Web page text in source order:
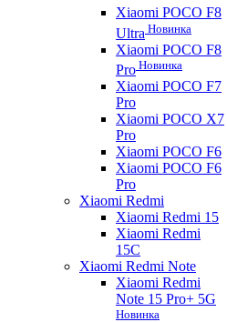
Xiaomi POCO F8
Ultra Новинка
Xiaomi POCO F8
Pro Новинка
Xiaomi POCO F7
Pro
Xiaomi POCO X7
Pro
Xiaomi POCO F6
Xiaomi POCO F6
Pro
Xiaomi Redmi
Xiaomi Redmi 15
Xiaomi Redmi
15C
Xiaomi Redmi Note
Xiaomi Redmi
Note 15 Pro+ 5G
Новинка